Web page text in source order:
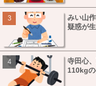
みい山
疑惑が
寺田心
110kg